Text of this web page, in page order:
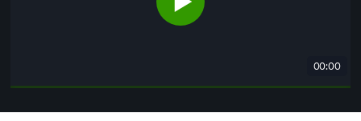
00:00